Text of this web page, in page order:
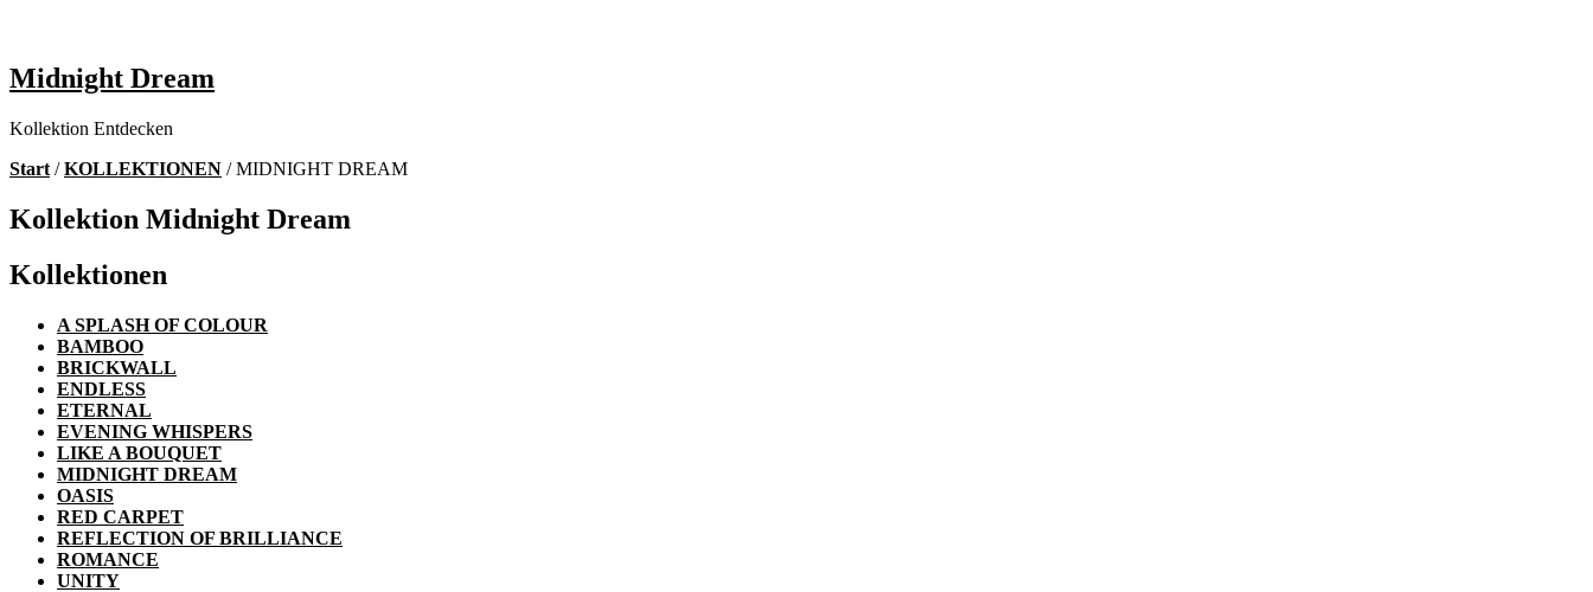
Midnight Dream
Kollektion Entdecken
Start /KOLLEKTIONEN / MIDNIGHT DREAM
Kollektion Midnight Dream
Kollektionen
A SPLASH OF COLOUR
BAMBOO
BRICKWALL
ENDLESS
ETERNAL
EVENING WHISPERS
LIKE A BOUQUET
MIDNIGHT DREAM
OASIS
RED CARPET
REFLECTION OF BRILLIANCE
ROMANCE
UNITY